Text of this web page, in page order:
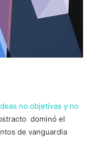
no objetivas y no
dominó el
de vanguardia